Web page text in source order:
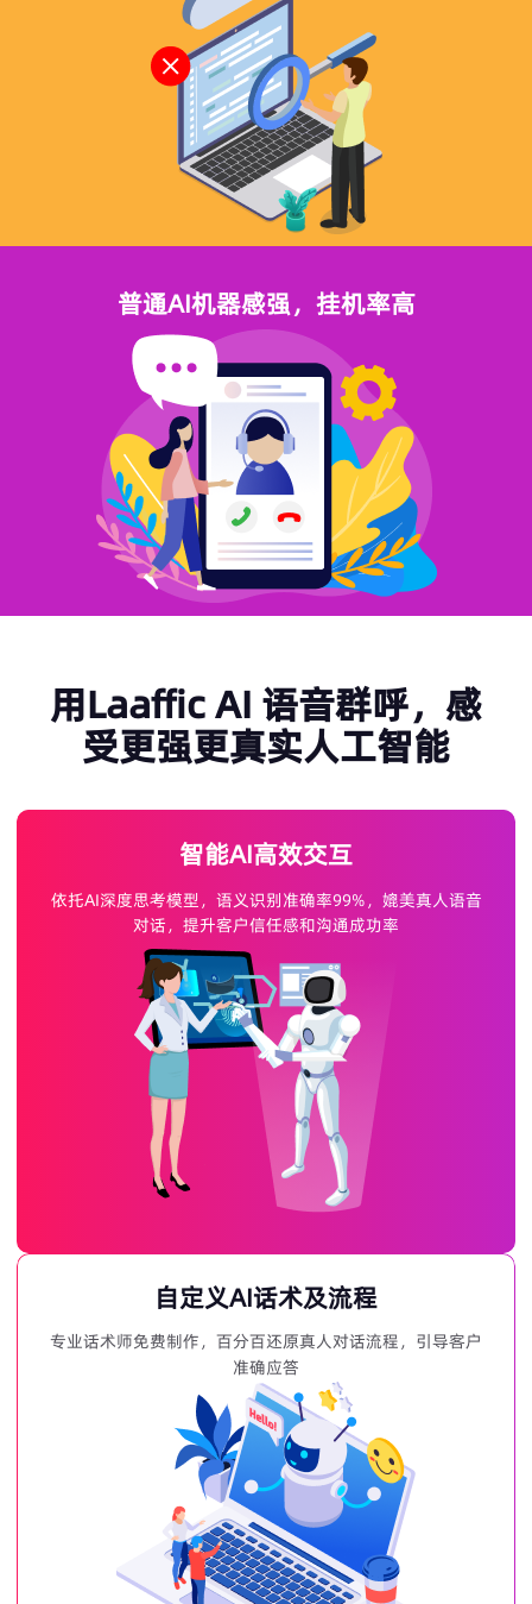
普通AI机器感强，挂机率高
用Laaffic AI 语音群呼，感
受更强更真实人工智能
智能AI高效交互
依托AI深度思考模型，语义识别准确率99%，媲美真人语音
对话，提升客户信任感和沟通成功率
自定义AI话术及流程
专业话术师免费制作，百分百还原真人对话流程，引导客户
准确应答